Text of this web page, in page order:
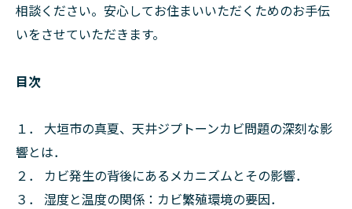
相談ください。安心してお住まいいただくためのお手伝
いをさせていただきます。
目次
１． 大垣市の真夏、天井ジプトーンカビ問題の深刻な影
響とは．
２． カビ発生の背後にあるメカニズムとその影響．
３． 湿度と温度の関係：カビ繁殖環境の要因．